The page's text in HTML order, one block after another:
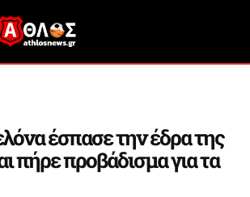
έσπασε την έδρα της
πήρε προβάδισμα για τα